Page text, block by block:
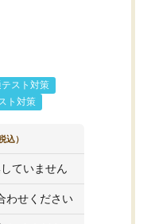
スト対策
ト対策
込）
ていません
わせください